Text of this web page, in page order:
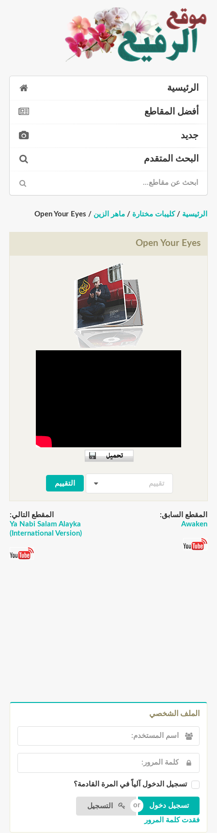
الرئيسية
أفضل المقاطع
جديد
البحث المتقدم
الرئيسية / كليبات مختارة / ماهر الزين / Open Your Eyes
Open Your Eyes
تقييم
المقطع السابق:
Awaken
المقطع التالي:
Ya Nabi Salam Alayka
(International Version)
الملف الشخصي
تسجيل الدخول آلياً في المرة القادمة؟
التسجيل
فقدت كلمة المرور